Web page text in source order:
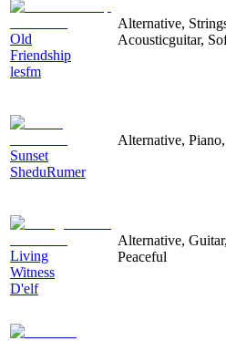
Old
Friendship
lesfm
Alternative,
Acousticguitar,
Sunset
SheduRumer
Alternative,
Living
Witness
D'elf
Alternative,
Peaceful